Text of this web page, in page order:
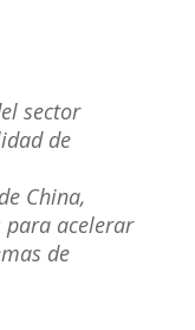
sector
de
China,
para acelerar
de